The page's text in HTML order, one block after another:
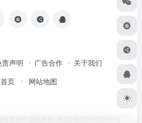
责声明 广告合作
关于我们
首页
网站地图